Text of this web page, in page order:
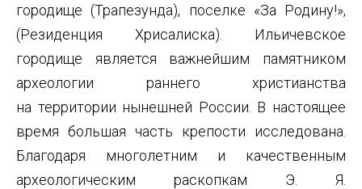
городище (Трапезунда), поселке «За Родину!»,
(Резиденция Хрисалиска). Ильичевское
городище является важнейшим памятником
археологии раннего христианства
на территории нынешней России. В настоящее
время большая часть крепости исследована.
Благодаря многолетним и качественным
археологическим раскопкам Э. Я.